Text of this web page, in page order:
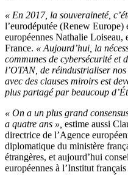
« En 2017, la souveraineté,
l’eurodéputée (Renew
européennes Nathalie
France. « Aujourd’hui, la
communes de cybersécurité et
l’OTAN, de réindustrialiser
avec des clauses miroirs est
plus partagé par beaucoup
« On a un plus grand
a quatre ans », estime aussi
directrice de l’Agence
diplomatique du ministère
étrangères, et aujourd’hui
européennes à l’Institut